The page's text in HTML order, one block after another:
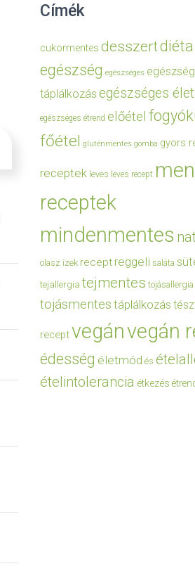
Címék
cukormentes desszertdiéta
egészség egészséges
táplálkozás egészséges
egészséges étrend előétel
főétel gluténmentes gomba gyors
receptek leves leves recept
receptek
mindenmentes
olasz ízek recept reggeli saláta
tejallergia tejmentes tojásallergia
tojásmentes táplálkozás
receptvegánvegán
édesség életmód és
ételintolerancia étkezés